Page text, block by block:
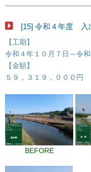
[15] 令和４年度 入
【工期】
令和４年１０月７日～令
【金額】
５９，３１９，０００円
BEFORE